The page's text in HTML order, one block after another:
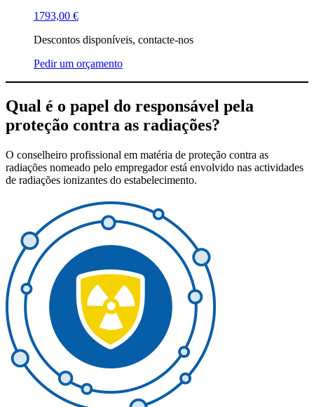
1793,00 €
Descontos disponíveis, contacte-nos
Pedir um orçamento
Qual é o papel do responsável pela
proteção contra as radiações?
O conselheiro profissional em matéria de proteção contra as
radiações nomeado pelo empregador está envolvido nas actividades
de radiações ionizantes do estabelecimento.